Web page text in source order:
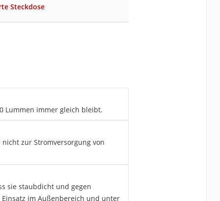
Steckdose
Lummen immer gleich bleibt.
zur Stromversorgung von
sie staubdicht und gegen
im Außenbereich und unter